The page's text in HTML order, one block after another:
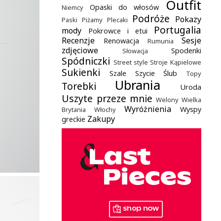
Niemcy Opaski do włosów Outfit
Paski Piżamy Plecaki Podróże Pokazy
mody
Pokrowce i etui Portugalia
Recenzje Renowacja Rumunia
Sesje
zdjęciowe
Słowacja Spodenki
Spódniczki Street style Stroje Kąpielowe
Sukienki Szale Szycie Ślub Topy
Torebki Ubrania Uroda
Uszyte przeze mnie Welony Wielka
Brytania
Włochy Wyróżnienia
Wyspy
greckie Zakupy